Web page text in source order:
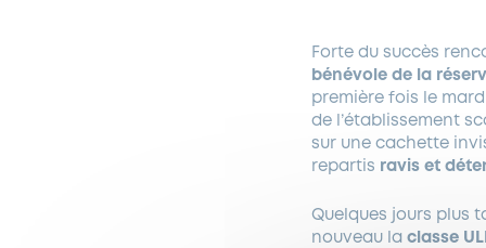
Forte du succès
bénévole de la
première fois le
de l’établissement
sur une cachette
repartis ravis et
Quelques jours plus
nouveau la classe